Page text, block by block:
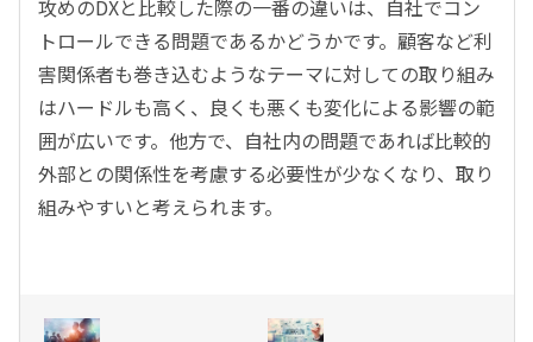
攻めのDXと比較した際の一番の違いは、自社でコン
トロールできる問題であるかどうかです。顧客など利
害関係者も巻き込むようなテーマに対しての取り組み
はハードルも高く、良くも悪くも変化による影響の範
囲が広いです。他方で、自社内の問題であれば比較的
外部との関係性を考慮する必要性が少なくなり、取り
組みやすいと考えられます。